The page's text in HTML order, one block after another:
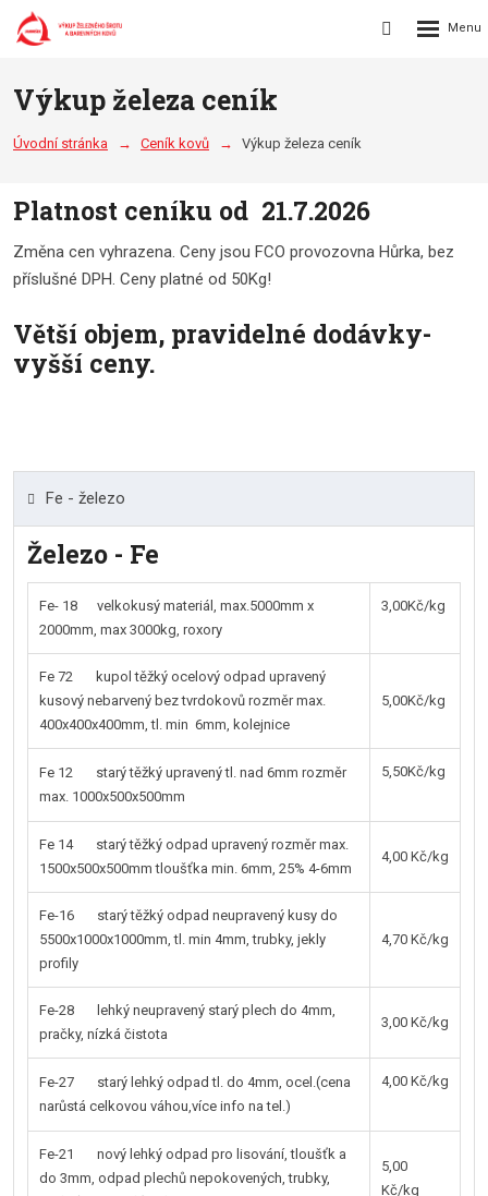
Vyhledávání
Rozbalení
Výkup železa ceník
Úvodní stránka Ceník kovů Výkup železa ceník
Platnost ceníku od 21.7.2026
Změna cen vyhrazena. Ceny jsou FCO provozovna Hůrka, bez
příslušné DPH. Ceny platné od 50Kg!
Větší objem, pravidelné dodávky-
vyšší ceny.
Fe - železo
Železo - Fe
Fe- 18 velkokusý materiál, max.5000mm x
2000mm, max 3000kg, roxory
3,00Kč/kg
Fe 72 kupol těžký ocelový odpad upravený
kusový nebarvený bez tvrdokovů rozměr max.
400x400x400mm, tl. min 6mm, kolejnice
5,00Kč/kg
Fe 12 starý těžký upravený tl. nad 6mm rozměr
max. 1000x500x500mm
5,50Kč/kg
Fe 14 starý těžký odpad upravený rozměr max.
1500x500x500mm tloušťka min. 6mm, 25% 4-6mm
4,00 Kč/kg
Fe-16 starý těžký odpad neupravený kusy do
5500x1000x1000mm, tl. min 4mm, trubky, jekly
profily
4,70 Kč/kg
Fe-28 lehký neupravený starý plech do 4mm,
pračky, nízká čistota
3,00 Kč/kg
Fe-27 starý lehký odpad tl. do 4mm, ocel.(cena
narůstá celkovou váhou,více info na tel.)
4,00 Kč/kg
Fe-21 nový lehký odpad pro lisování, tloušťk a
do 3mm, odpad plechů nepokovených, trubky,
5,00
Kč/kg